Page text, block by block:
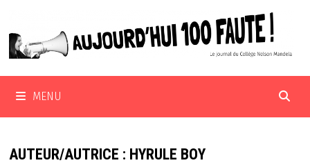
contenu
MENU
AUTEUR/AUTRICE : HYRULE BOY